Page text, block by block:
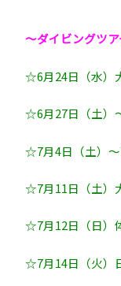
～ダイビングツ
☆6月24日（水）
☆6月27日（土）
☆7月4日（土）
☆7月11日（土）
☆7月12日（日）
☆7月14日（火）